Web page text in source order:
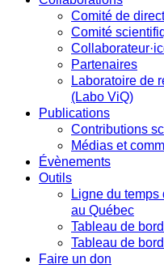
Comité de
Comité
Partenaires
Laboratoire de
(Labo ViQ)
Publications
Contributions
Médias et
Évènements
Outils
Ligne du
au Québec
Tableau de
Tableau de
Faire un don